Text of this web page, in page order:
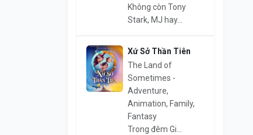
Không còn Tony
Stark, MJ hay...
Xứ Sở Thần Tiên
The Land of
Sometimes -
Adventure,
Animation, Family,
Fantasy
Trong đêm Gi...